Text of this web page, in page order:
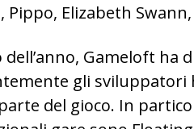
Pippo, Elizabeth
dell’anno, Gameloft ha
gli sviluppatori
del gioco. In